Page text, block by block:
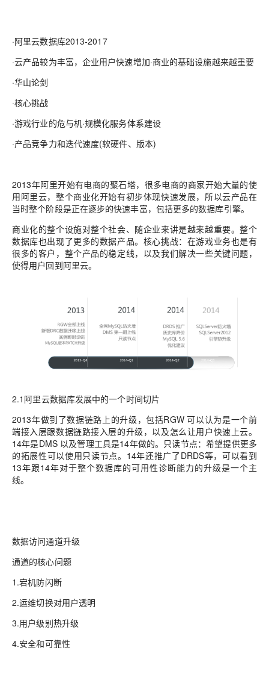
·阿里云数据库2013-2017
·云产品较为丰富，企业用户快速增加·商业的基础设施越来越重要
·华山论剑
·核心挑战
·游戏行业的危与机·规模化服务体系建设
·产品竞争力和迭代速度(软硬件、版本)
2013年阿里开始有电商的聚石塔，很多电商的商家开始大量的使
用阿里云，整个商业化开始有初步体现快速发展，所以云产品在
当时整个阶段是正在逐步的快速丰富，包括更多的数据库引擎。
商业化的整个设施对整个社会、随企业来讲是越来越重要。整个
数据库也出现了更多的数据产品。核心挑战：在游戏业务也是有
很多的客户，整个产品的稳定线，以及我们解决一些关键问题，
使得用户回到阿里云。
2.1阿里云数据库发展中的一个时间切片
2013年做到了数据链路上的升级，包括RGW 可以认为是一个前
端接入层跟数据链路接入层的升级，以及怎么让用户快速上云。
14年是DMS 以及管理工具是14年做的。只读节点：希望提供更多
的拓展性可以使用只读节点。14年还推广了DRDS等，可以看到
13年跟14年对于整个数据库的可用性诊断能力的升级是一个主
线。
数据访问通道升级
通道的核心问题
1.宕机防闪断
2.运维切换对用户透明
3.用户级别热升级
4.安全和可靠性